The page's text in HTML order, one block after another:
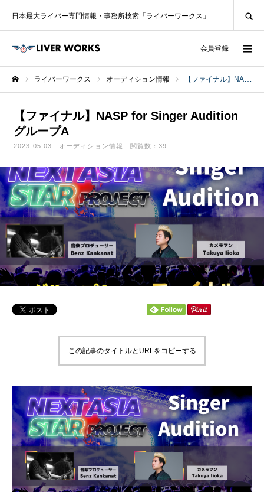
日本最大ライバー専門情報・事務所検索「ライバーワークス」
会員登録
ライバーワークス オーディション情報 【ファイナル】NASP for Singer Audition グループA
【ファイナル】NASP for Singer Audition
グループA
2023.05.03 オーディション情報 閲覧数：39
この記事のタイトルとURLをコピーする